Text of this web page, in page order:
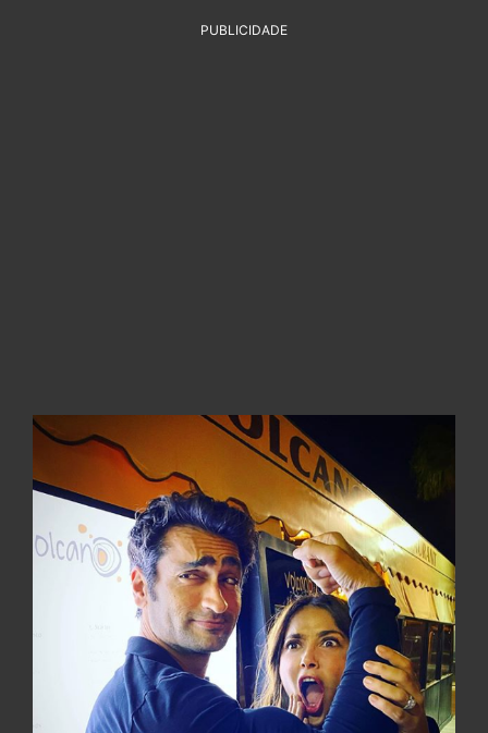
PUBLICIDADE